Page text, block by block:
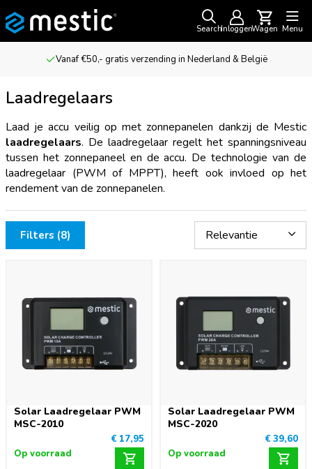
SearchInloggenWagen Menu
Vanaf €50,- gratis verzending in Nederland & België
Laadregelaars
Laad je accu veilig op met zonnepanelen dankzij de Mestic
laadregelaars. De laadregelaar regelt het spanningsniveau
tussen het zonnepaneel en de accu. De technologie van de
laadregelaar (PWM of MPPT), heeft ook invloed op het
rendement van de zonnepanelen.
Filters (8)
Solar Laadregelaar PWM
MSC-2010
€ 17,95
Op voorraad
Solar Laadregelaar PWM
MSC-2020
€ 39,60
Op voorraad